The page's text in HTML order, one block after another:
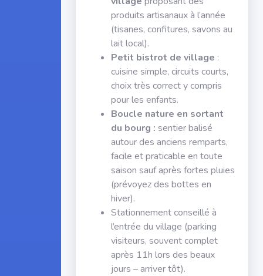
produits artisanaux à l’année
(tisanes, confitures, savons au
lait local).
Petit bistrot de village :
cuisine simple, circuits courts,
choix très correct y compris
pour les enfants.
Boucle nature en sortant
du bourg : sentier balisé
autour des anciens remparts,
facile et praticable en toute
saison sauf après fortes pluies
(prévoyez des bottes en
hiver).
Stationnement conseillé à
l’entrée du village (parking
visiteurs, souvent complet
après 11h lors des beaux
jours – arriver tôt).